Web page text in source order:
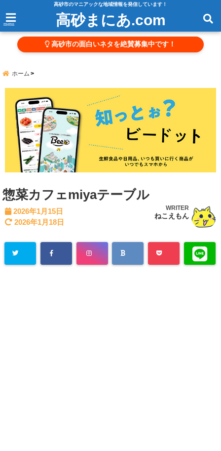
高砂市のマニアックな地域情報を発信しています！
menu 高砂まにあ.com
高砂市の面白いネタを絶賛募集中です！
ホーム
惣菜カフェmiyaテーブル
2026年1月15日
2026年1月18日
WRITER
ねこえもん